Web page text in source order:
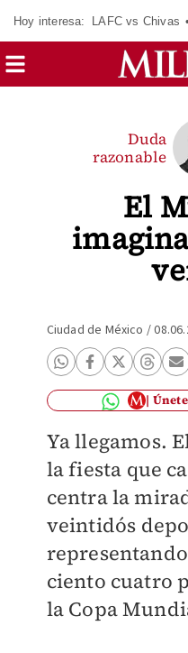
Hoy interesa: LAFC vs Chivas
El
Duda
razonable
Ciudad de México /
Ya llegamos.
la fiesta que
centra la
veintidós
ciento cuatro
la Copa